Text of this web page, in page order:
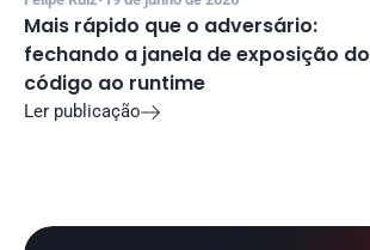
Mais rápido que o adversário:
fechando a janela de exposição do
código ao runtime
Ler publicação